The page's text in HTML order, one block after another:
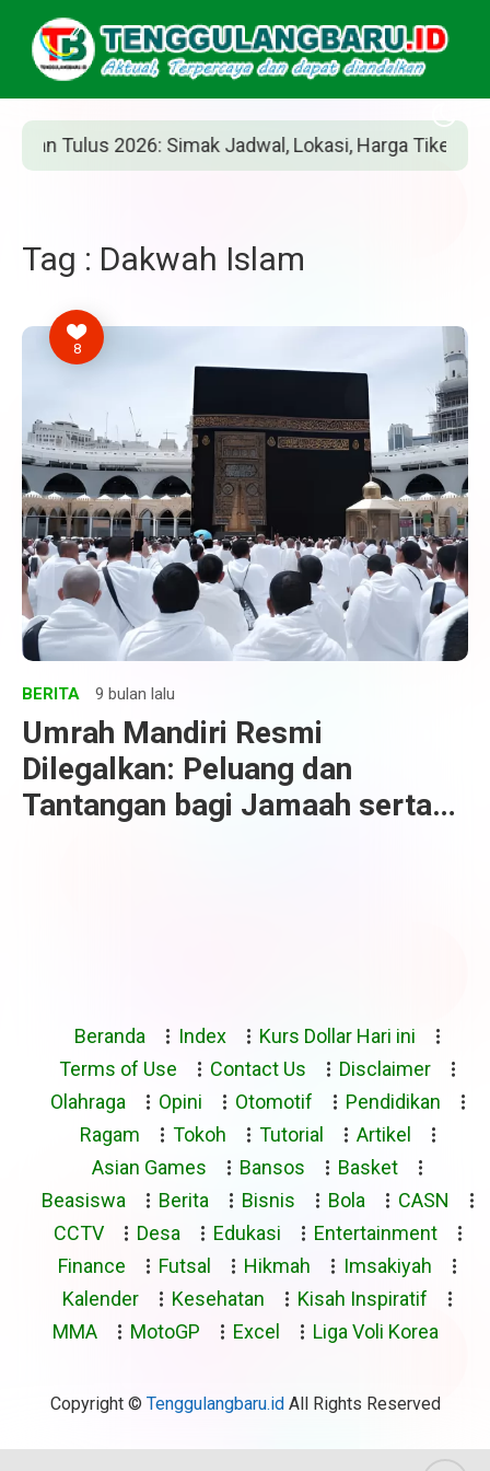
Tulus 2026: Simak Jadwal, Lokasi, Harga Tiket, dan
Tag : Dakwah Islam
8
BERITA 9 bulan lalu
Umrah Mandiri Resmi
Dilegalkan: Peluang dan
Tantangan bagi Jamaah serta
Beranda Index
Kurs Dollar Hari ini
Terms of Use
Contact Us
Disclaimer
Olahraga
Opini Otomotif
Pendidikan
Ragam
Tokoh Tutorial
Artikel
Asian Games
Bansos
Basket
Beasiswa
Berita Bisnis Bola
CASN
CCTV
Desa Edukasi
Entertainment
Finance
Futsal Hikmah
Imsakiyah
Kalender
Kesehatan
Kisah Inspiratif
MMA
MotoGP Excel Liga Voli Korea
Copyright © Tenggulangbaru.idAll Rights Reserved